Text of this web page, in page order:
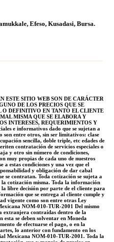
Efeso, Kusadasi, Bursa.
ESTE SITIO WEB SON DE CARÁCTER
DE LOS PRECIOS QUE SE
DEFINITIVO EN TANTO EL CLIENTE
MISMA QUE SE ELABORA Y
INTERESES, REQUERIMIENTOS Y
e informativos dado que se sujetan a
son entre otros, sin ser limitativos: clase
sencilla, doble triple, etc edades de
contratación de servicios especiales o
y otro sin número de condiciones,
muy propias de cada uno de nuestros
a estas condiciones y una vez que el
y obligación de dar cabal
se contratan. Toda cotización se sujeta a
la cotización misma. Toda la información
libre decisión por parte de el cliente para
que se entrega al cliente cumple y
vigente como son entre otras Ley
NOM-010-TUR-2001 Del mismo
extranjera contraídas dentro de la
se deben solventar en Moneda
de efectuarse el pago, o en la
lo anterior con fundamento en los
Mexicana NOM-010-TUR-2001. Toda la